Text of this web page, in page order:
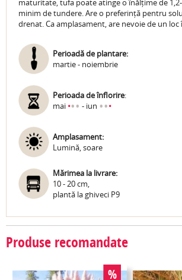
maturitate, tufa poate atinge o înălțime de
minim de tundere. Are o preferință pentru
drenat. Ca amplasament, are nevoie de un loc
Perioadă de plantare:
martie - noiembrie
Perioada de înflorire:
mai ••• - iun •••
Amplasament:
Lumină, soare
Mărimea la livrare:
10 - 20 cm,
plantă la ghiveci P9
Produse recomandate
%